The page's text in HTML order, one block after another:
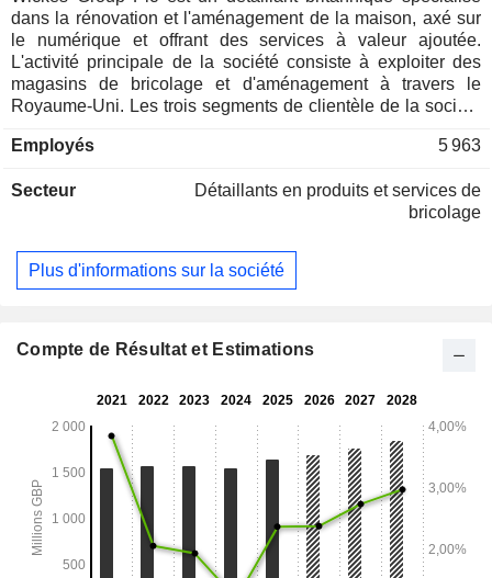
dans la rénovation et l'aménagement de la maison, axé sur
le numérique et offrant des services à valeur ajoutée.
L'activité principale de la société consiste à exploiter des
magasins de bricolage et d'aménagement à travers le
Royaume-Uni. Les trois segments de clientèle de la société
installation, et vente au détail de produits de bricolage. Elle
taille adaptée, qui assurent la distribution à l’échelle
nationale depuis des emplacements pratiques répartis dans
numériques, notamment son site Web, l’application mobile
TradePro destinée aux professionnels et l’application
produits et services, d’organiser des consultations de
livraison à domicile pratique ou d’un service « click-and-
principale d’installation de panneaux solaires, ainsi qu’une
activité plus modeste d’installation de chaudières à gaz.
Employés 5 963
Secteur
Détaillants en produits et services de
bricolage
Plus d'informations sur la société
Compte de Résultat et Estimations